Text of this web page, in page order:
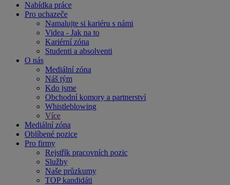
Nabídka práce
Pro uchazeče
Namalujte si kariéru s námi
Videa - Jak na to
Kariérní zóna
Studenti a absolventi
O nás
Mediální zóna
Náš tým
Kdo jsme
Obchodní komory a partnerství
Whistleblowing
Více
Mediální zóna
Oblíbené pozice
Pro firmy
Rejstřík pracovních pozic
Služby
Naše průzkumy
TOP kandidáti